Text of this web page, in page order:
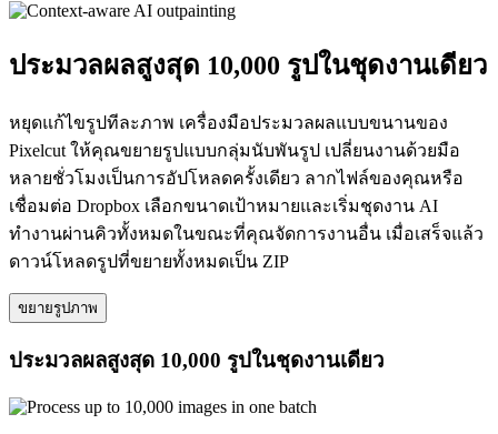
ประมวลผลสูงสุด 10,000 รูปในชุดงานเดียว
หยุดแก้ไขรูปทีละภาพ เครื่องมือประมวลผลแบบขนานของ
Pixelcut ให้คุณขยายรูปแบบกลุ่มนับพันรูป เปลี่ยนงานด้วยมือ
หลายชั่วโมงเป็นการอัปโหลดครั้งเดียว ลากไฟล์ของคุณหรือ
เชื่อมต่อ Dropbox เลือกขนาดเป้าหมายและเริ่มชุดงาน AI
ทำงานผ่านคิวทั้งหมดในขณะที่คุณจัดการงานอื่น เมื่อเสร็จแล้ว
ดาวน์โหลดรูปที่ขยายทั้งหมดเป็น ZIP
ขยายรูปภาพ
ประมวลผลสูงสุด 10,000 รูปในชุดงานเดียว